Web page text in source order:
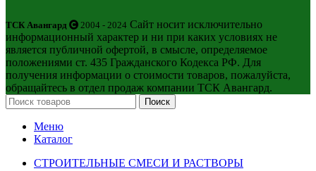
ТСК Авангард 2004 - 2024 Сайт носит исключительно
информационный характер и ни при каких условиях не
является публичной офертой, в смысле, определяемое
положениями ст. 435 Гражданского Кодекса РФ. Для
получения информации о стоимости товаров, пожалуйста,
обращайтесь в отдел продаж компании ТСК Авангард.
Поиск
Меню
Каталог
СТРОИТЕЛЬНЫЕ СМЕСИ И РАСТВОРЫ